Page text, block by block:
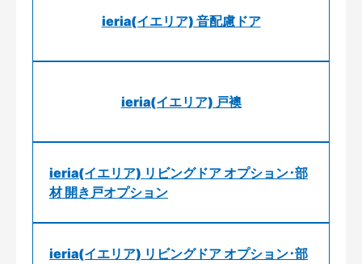
ieria(イエリア) 音配慮ドア
ieria(イエリア) 戸襖
ieria(イエリア) リビングドア オプション･部
材 開き戸オプション
ieria(イエリア) リビングドア オプション･部